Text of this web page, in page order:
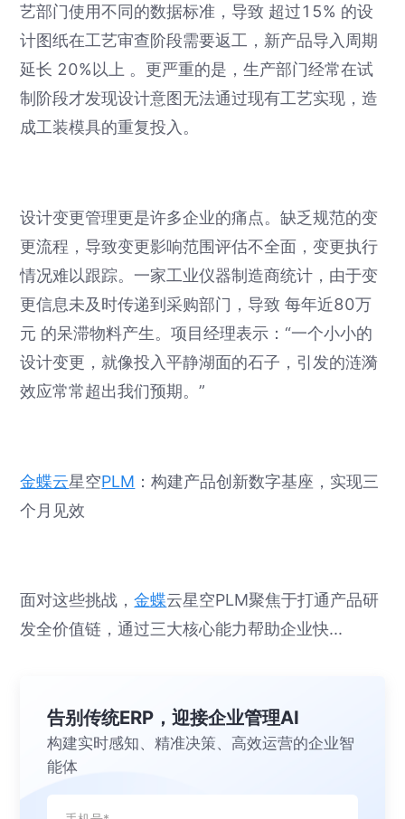
艺部门使用不同的数据标准，导致 超过15% 的设
计图纸在工艺审查阶段需要返工，新产品导入周期
延长 20%以上 。更严重的是，生产部门经常在试
制阶段才发现设计意图无法通过现有工艺实现，造
成工装模具的重复投入。
设计变更管理更是许多企业的痛点。缺乏规范的变
更流程，导致变更影响范围评估不全面，变更执行
情况难以跟踪。一家工业仪器制造商统计，由于变
更信息未及时传递到采购部门，导致 每年近80万
元 的呆滞物料产生。项目经理表示：“一个小小的
设计变更，就像投入平静湖面的石子，引发的涟漪
效应常常超出我们预期。”
金蝶云星空PLM ：构建产品创新数字基座，实现三
个月见效
面对这些挑战，金蝶云星空PLM聚焦于打通产品研
发全价值链，通过三大核心能力帮助企业快...
告别传统ERP，迎接企业管理AI
构建实时感知、精准决策、高效运营的企业智
能体